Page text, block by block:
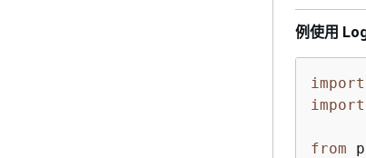
例使用
import
import
from